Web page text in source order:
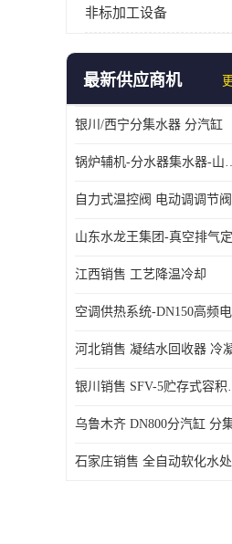
非标加工设备
最新供应商机
银川/西宁分集水器 分汽缸
锅炉辅机-分水器
江西销售 工艺降温冷却
银川销